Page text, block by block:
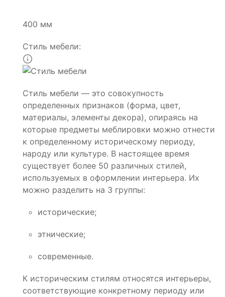
400 мм
Стиль мебели:
Стиль мебели — это совокупность
определенных признаков (форма, цвет,
материалы, элементы декора), опираясь на
которые предметы меблировки можно отнести
к определенному историческому периоду,
народу или культуре. В настоящее время
существует более 50 различных стилей,
используемых в оформлении интерьера. Их
можно разделить на 3 группы:
исторические;
этнические;
современные.
К историческим стилям относятся интерьеры,
соответствующие конкретному периоду или